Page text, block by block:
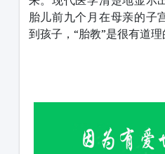
胎儿前九个月在母亲的子
到孩子，“胎教”是很有道理